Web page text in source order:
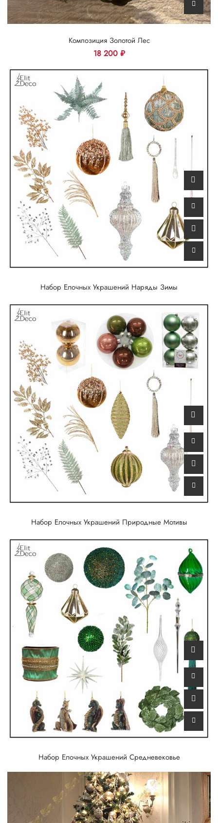
Композиция Золотой Лес
18 200 ₽
Набор Елочных Украшений Наряды Зимы
Набор Елочных Украшений Природные Мотивы
Набор Елочных Украшений Средневековье